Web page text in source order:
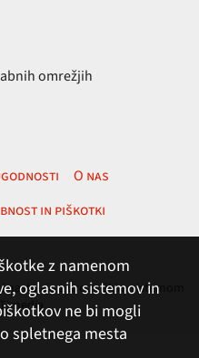
omrežjih
O nas
in piškotki
z uredniškim sistemom
z namenom
oglasnih sistemov in
ne bi mogli
spletnega mesta